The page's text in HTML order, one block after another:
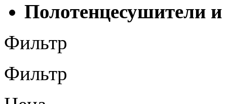
Полотенцесушители
Фильтр
Фильтр